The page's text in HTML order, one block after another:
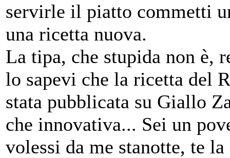
servirle il piatto commetti
una ricetta nuova.
La tipa, che stupida non è,
lo sapevi che la ricetta del
stata pubblicata su Giallo
che innovativa... Sei un
volessi da me stanotte, te